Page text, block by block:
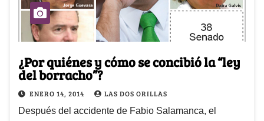
¿Por quiénes y cómo se concibió la “ley
del borracho”?
ENERO 14, 2014 LAS DOS ORILLAS
Después del accidente de Fabio Salamanca, el